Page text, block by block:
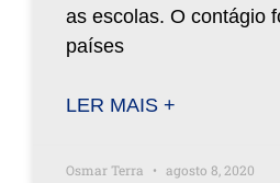
as escolas. O contágio
países
LER MAIS +
Osmar Terra agosto 8, 2020